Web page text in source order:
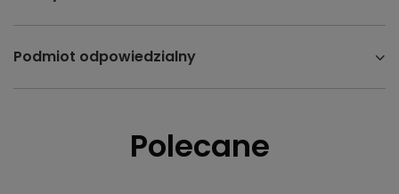
Podmiot odpowiedzialny
Polecane